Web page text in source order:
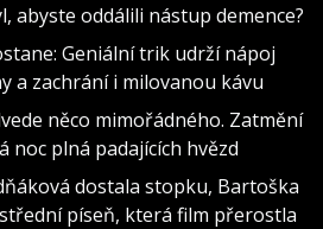
abyste oddálili nástup demence?
Geniální trik udrží nápoj
a zachrání i milovanou kávu
něco mimořádného. Zatmění
noc plná padajících hvězd
dostala stopku, Bartoška
píseň, která film přerostla